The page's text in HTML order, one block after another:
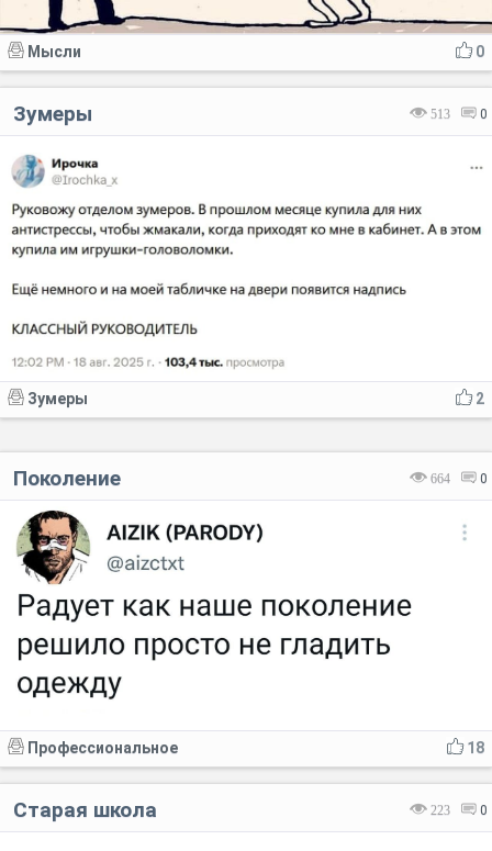
0
Мысли
513 0
Зумеры
2
Зумеры
664 0
Поколение
18
Профессиональное
223 0
Старая школа